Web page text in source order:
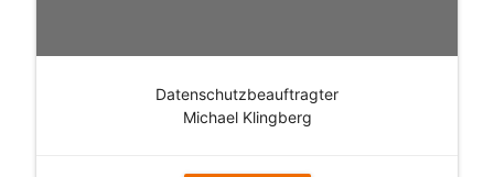
Datenschutzbeauftragter
Michael Klingberg